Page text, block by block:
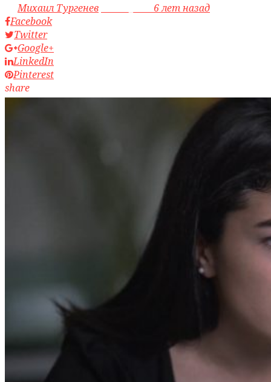
byМихаил Тургенев
6 лет назад
Facebook
Twitter
Google+
LinkedIn
Pinterest
share